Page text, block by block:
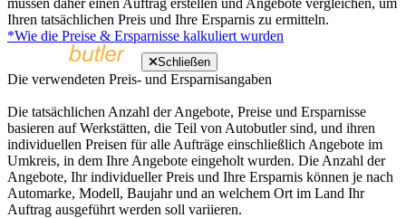
Ihren tatsächlichen Preis und Ihre Ersparnis zu ermitteln.
*Wie die Preise & Ersparnisse kalkuliert wurden
Schließen
Die verwendeten Preis- und Ersparnisangaben
Die tatsächlichen Anzahl der Angebote, Preise und Ersparnisse
basieren auf Werkstätten, die Teil von Autobutler sind, und ihren
individuellen Preisen für alle Aufträge einschließlich Angebote im
Umkreis, in dem Ihre Angebote eingeholt wurden. Die Anzahl der
Angebote, Ihr individueller Preis und Ihre Ersparnis können je nach
Automarke, Modell, Baujahr und an welchem Ort im Land Ihr
Auftrag ausgeführt werden soll variieren.